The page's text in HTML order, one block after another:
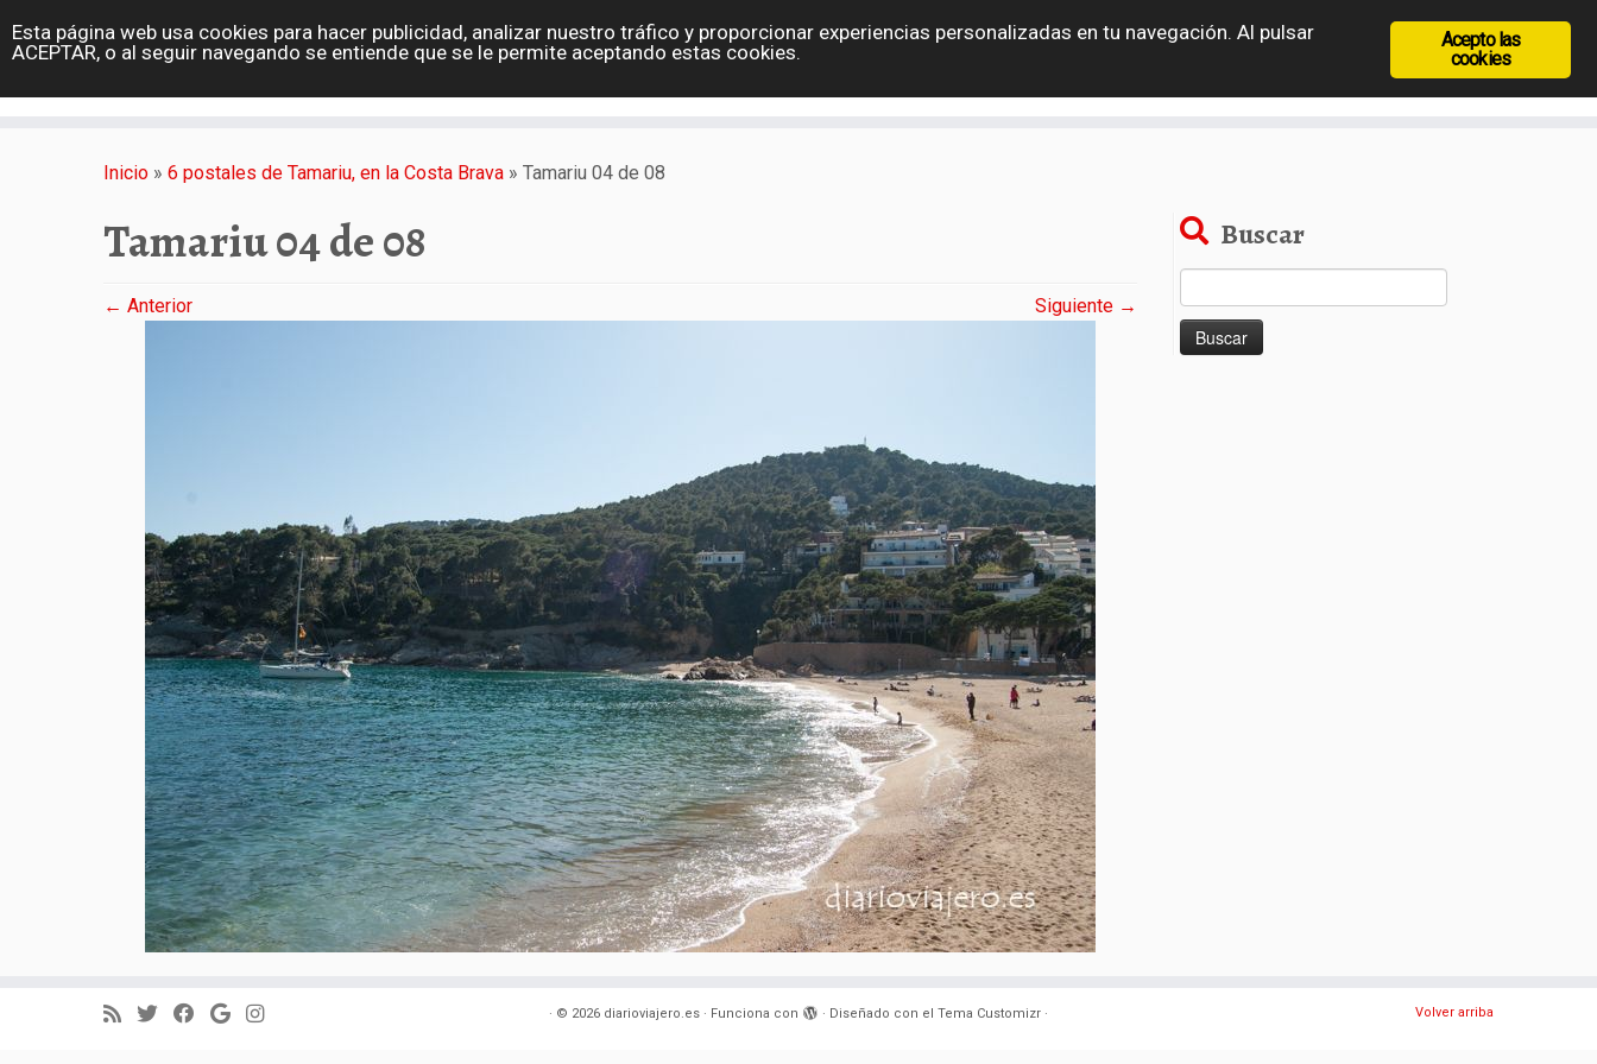
diarioviajero.es Portada Eslovaquia España Holanda Polonia Grecia Rep. Checa Hungría
Rumanía
Inicio » 6 postales de Tamariu, en la Costa Brava » Tamariu 04 de 08
Tamariu 04 de 08
← Anterior Siguiente →
Buscar
· © 2026 diarioviajero.es · Funciona con · Diseñado con el Tema Customizr · Volver arriba
Acepto las
cookies
Esta página web usa cookies para hacer publicidad, analizar nuestro tráfico y proporcionar experiencias personalizadas en tu navegación. Al pulsar
ACEPTAR, o al seguir navegando se entiende que se le permite aceptando estas cookies.